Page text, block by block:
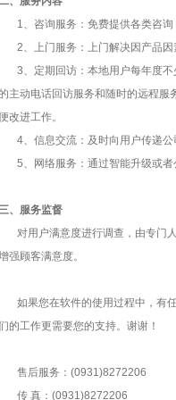
1、咨询服务：免费提供各类咨询
2、上门服务：上门解决因产品因
3、定期回访：本地用户每年度不
主动电话回访服务和随时的远程服
改进工作。
4、信息交流：及时向用户传递公
5、网络服务：通过智能升级或者
、服务监督
对用户满意度进行调查，由专门人
强顾客满意度。
如果您在软件的使用过程中，有任
的工作更需要您的支持。谢谢！
售后服务：(0931)8272206
传 真：(0931)8272206